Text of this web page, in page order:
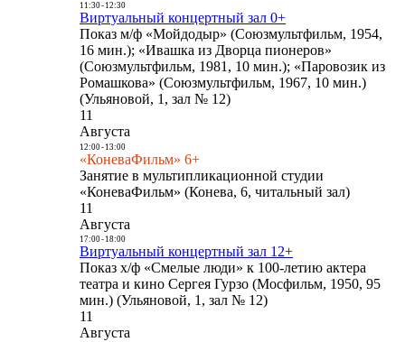
11:30- 12:30
Виртуальный концертный зал 0+
Показ м/ф «Мойдодыр» (Союзмультфильм, 1954,
16 мин.); «Ивашка из Дворца пионеров»
(Союзмультфильм, 1981, 10 мин.); «Паровозик из
Ромашкова» (Союзмультфильм, 1967, 10 мин.)
(Ульяновой, 1, зал № 12)
11
Августа
12:00- 13:00
«КоневаФильм» 6+
Занятие в мультипликационной студии
«КоневаФильм» (Конева, 6, читальный зал)
11
Августа
17:00- 18:00
Виртуальный концертный зал 12+
Показ х/ф «Смелые люди» к 100-летию актера
театра и кино Сергея Гурзо (Мосфильм, 1950, 95
мин.) (Ульяновой, 1, зал № 12)
11
Августа